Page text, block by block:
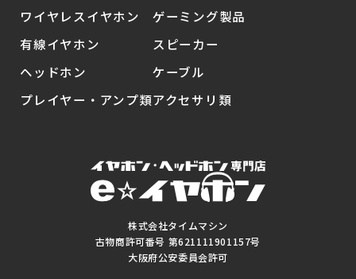
株式会社タイムマシン
古物商許可番号 第621111901157号
大阪府公安委員会許可
ワイヤレスイヤホン
有線イヤホン
ヘッドホン
プレイヤー・アンプ類
ゲーミング製品
スピーカー
ケーブル
アクセサリ類